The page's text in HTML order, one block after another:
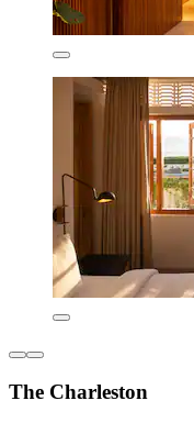
The Charleston